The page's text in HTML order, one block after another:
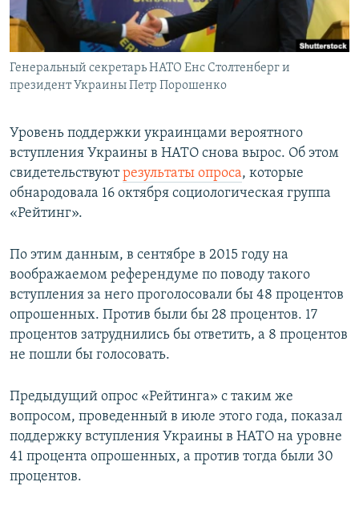
ПОБЕДИТЕЛЕЙ НЕ СУДЯТ?
КРЫМ.НЕПОКОРЕННЫЙ
ELIFBE
ПРИСОЕДИНЯЙТЕСЬ!
Генеральный секретарь НАТО Енс Столтенберг и
президент Украины Петр Порошенко
Уровень поддержки украинцами вероятного
вступления Украины в НАТО снова вырос. Об этом
свидетельствуютрезультаты опроса, которые
обнародовала 16 октября социологическая группа
«Рейтинг».
По этим данным, в сентябре в 2015 году на
воображаемом референдуме по поводу такого
вступления за него проголосовали бы 48 процентов
опрошенных. Против были бы 28 процентов. 17
процентов затруднились бы ответить, а 8 процентов
не пошли бы голосовать.
Предыдущий опрос «Рейтинга» с таким же
вопросом, проведенный в июле этого года, показал
поддержку вступления Украины в НАТО на уровне
41 процента опрошенных, а против тогда были 30
процентов.